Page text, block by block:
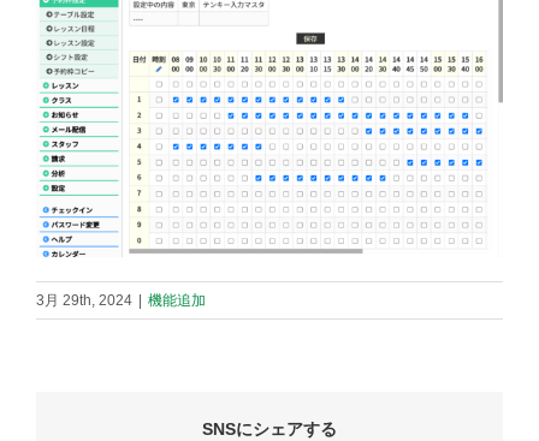
3月 29th, 2024 機能追加
SNSにシェアする